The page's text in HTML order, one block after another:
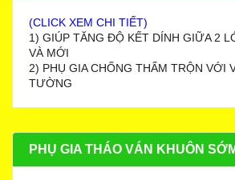
(CLICK XEM CHI TIẾT)
1) GIÚP TĂNG ĐỘ KẾT DÍNH GIỮA 2
VÀ MỚI
2) PHỤ GIA CHỐNG THẤM TRỘN VỚI
TƯỜNG
PHỤ GIA THÁO VÁN KHUÔN